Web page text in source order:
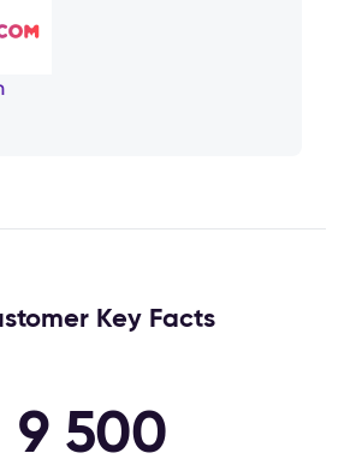
Key Facts
9 500